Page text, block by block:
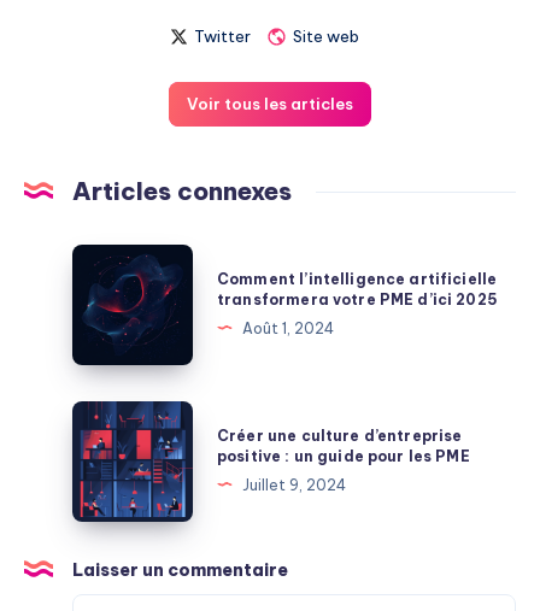
Twitter Site web
Voir tous les articles
Articles connexes
Comment
l’intelligence
artificielle
transformera
votre
PME
d’ici
2025
Comment l’intelligence artificielle
transformera votre PME d’ici 2025
Août 1, 2024
Créer
une
culture
d’entreprise
positive
:
un
Créer une culture d’entreprise
positive : un guide pour les PME
Juillet 9, 2024
Laisser un commentaire